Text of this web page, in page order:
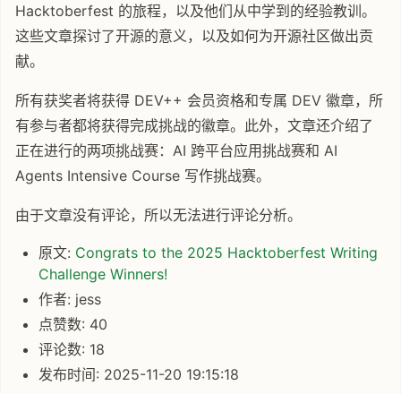
Hacktoberfest 的旅程，以及他们从中学到的经验教训。
这些文章探讨了开源的意义，以及如何为开源社区做出贡
献。
所有获奖者将获得 DEV++ 会员资格和专属 DEV 徽章，所
有参与者都将获得完成挑战的徽章。此外，文章还介绍了
正在进行的两项挑战赛：AI 跨平台应用挑战赛和 AI
Agents Intensive Course 写作挑战赛。
由于文章没有评论，所以无法进行评论分析。
原文: Congrats to the 2025 Hacktoberfest Writing
Challenge Winners!
作者: jess
点赞数: 40
评论数: 18
发布时间: 2025-11-20 19:15:18